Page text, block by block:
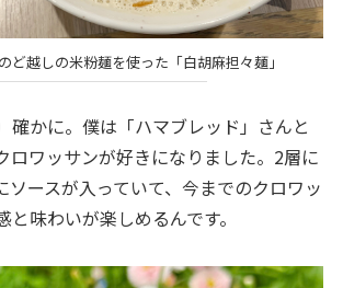
ど越しの米粉麺を使った「白胡麻担々麺」
確かに。僕は「ハマブレッド」さんと
ロワッサンが好きになりました。2層に
ソースが入っていて、今までのクロワッ
味わいが楽しめるんです。